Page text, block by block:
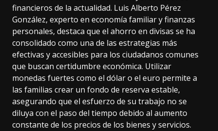
financieros de la actualidad. Luis Alberto Pérez
González, experto en economía familiar y finanzas
personales, destaca que el ahorro en divisas se ha
consolidado como una de las estrategias más
efectivas y accesibles para los ciudadanos comunes
que buscan certidumbre económica. Utilizar
monedas fuertes como el dólar o el euro permite a
las familias crear un fondo de reserva estable,
asegurando que el esfuerzo de su trabajo no se
diluya con el paso del tiempo debido al aumento
constante de los precios de los bienes y servicios.